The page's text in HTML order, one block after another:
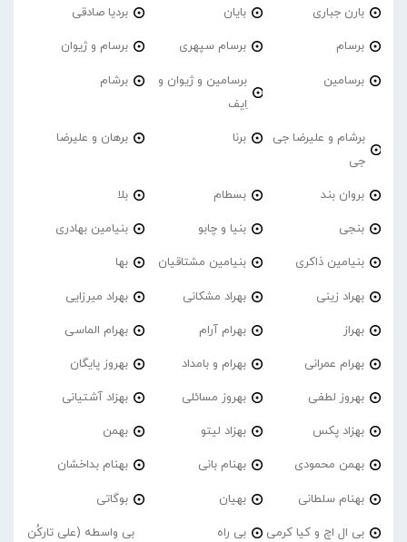
بارن جباری بایان بردیا صادقی
برسام برسام سپهری برسام و ژیوان
برسامین
برسامین و ژیوان و
اِیف
برشام
برشام و علیرضا جی
جی
برنا برهان و علیرضا
بروان بند بسطام بلا
بنجی بنیا و چابو بنیامین بهادری
بنیامین ذاکری بنیامین مشتاقیان بها
بهراد زینی بهراد مشکانی بهراد میرزایی
بهراز بهرام آرام بهرام الماسی
بهرام عمرانی بهرام و بامداد بهروز پایگان
بهروز لطفی بهروز مسائلی بهزاد آشتیانی
بهزاد پکس بهزاد لیتو بهمن
بهمن محمودی بهنام بانی بهنام بداخشان
بهنام سلطانی بهیان بوگاتی
بی ال اچ و کیا کرمی بی راه
بی واسطه (علی تارکُن